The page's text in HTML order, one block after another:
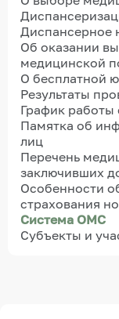
Диспансерное
Об оказании
медицинской
О бесплатной
Результаты
График работы
Памятка об
лиц
Перечень
заключивших
Особенности
страхования
Система ОМС
Субъекты и